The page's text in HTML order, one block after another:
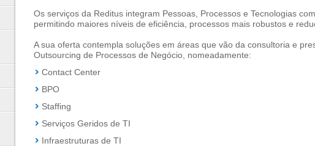
Os serviços da Reditus integram Pessoas, Processos e Tecnologias
permitindo maiores níveis de eficiência, processos mais robustos e
A sua oferta contempla soluções em áreas que vão da consultoria e
Outsourcing de Processos de Negócio, nomeadamente:
Contact Center
BPO
Staffing
Serviços Geridos de TI
Infraestruturas de TI